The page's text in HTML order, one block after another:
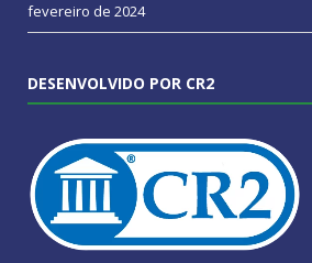
fevereiro de 2024
DESENVOLVIDO POR CR2